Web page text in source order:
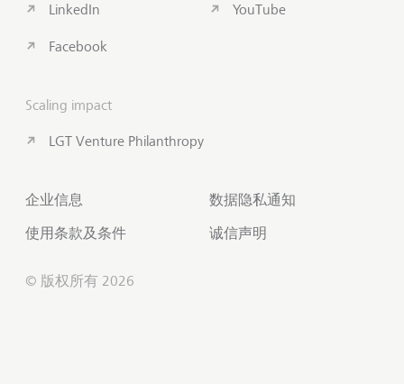
LinkedIn
Facebook
YouTube
Scaling impact
LGT Venture Philanthropy
企业信息
使用条款及条件
数据隐私通知
诚信声明
© 版权所有 2026